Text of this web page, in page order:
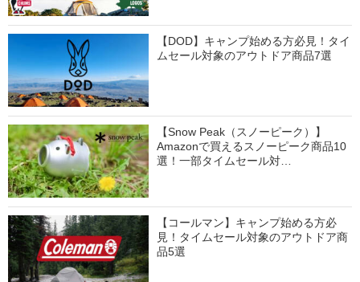
【DOD】キャンプ始める方必見！タイ
ムセール対象のアウトドア商品7選
【Snow Peak（スノーピーク）】
Amazonで買えるスノーピーク商品10
選！一部タイムセール対…
【コールマン】キャンプ始める方必
見！タイムセール対象のアウトドア商
品5選